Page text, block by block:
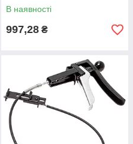
В наявності
997,28 ₴